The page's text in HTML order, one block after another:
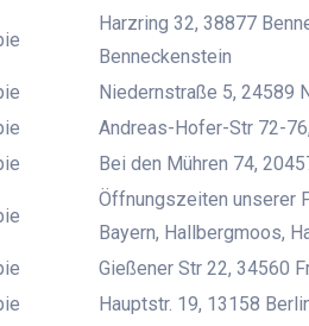
Harzring 32, 38877
Benneckenstein
Niedernstraße 5, 24589
Andreas-Hofer-Str 72-
Bei den Mühren 74,
Öffnungszeiten unserer
Bayern, Hallbergmoos,
Gießener Str 22, 34560
Hauptstr. 19, 13158